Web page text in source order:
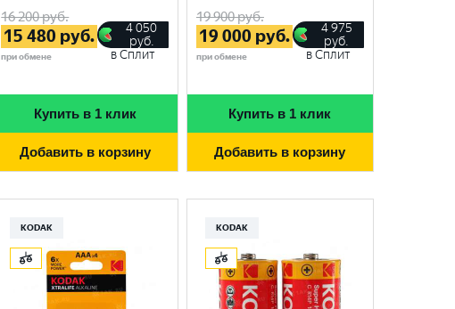
16 200руб.
15 480 руб.
при обмене
4 050
руб.
в Сплит
Купить в 1 клик
Добавить в корзину
19 900руб.
19 000 руб.
при обмене
4 975
руб.
в Сплит
Купить в 1 клик
Добавить в корзину
KODAK KODAK